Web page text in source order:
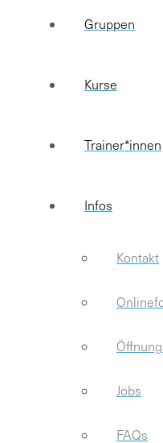
Gruppen
Kurse
Trainer*innen
Infos
Kontakt
Jobs
FAQs